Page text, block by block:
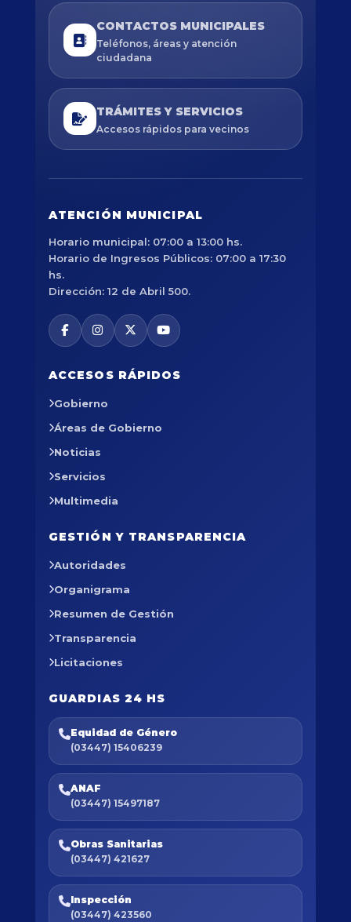
CONTACTOS MUNICIPALES
Teléfonos, áreas y atención
ciudadana
TRÁMITES Y SERVICIOS
Accesos rápidos para vecinos
ATENCIÓN MUNICIPAL
Horario municipal: 07:00 a 13:00 hs.
Horario de Ingresos Públicos: 07:00 a 17:30
hs.
Dirección: 12 de Abril 500.
ACCESOS RÁPIDOS
Gobierno
Áreas de Gobierno
Noticias
Servicios
Multimedia
GESTIÓN Y TRANSPARENCIA
Autoridades
Organigrama
Resumen de Gestión
Transparencia
Licitaciones
GUARDIAS 24 HS
Equidad de Género
(03447) 15406239
ANAF
(03447) 15497187
Obras Sanitarias
(03447) 421627
Inspección
(03447) 423560